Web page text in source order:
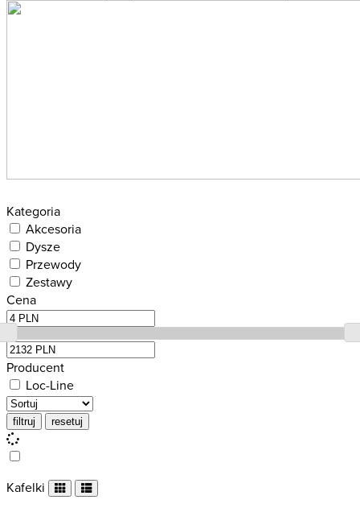
Kategoria
Akcesoria
Dysze
Przewody
Zestawy
Cena
Producent
Loc-Line
Kafelki